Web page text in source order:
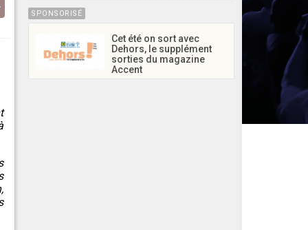
SPONSORISÉ
Cet été on sort avec
Dehors, le supplément
sorties du magazine
Accent